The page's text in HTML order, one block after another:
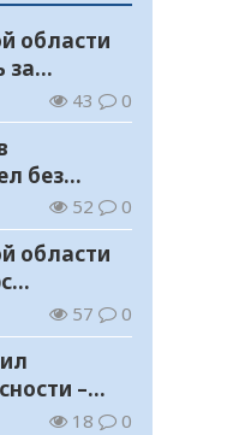
области
за
43 0
без
52 0
области
57 0
–
18 0